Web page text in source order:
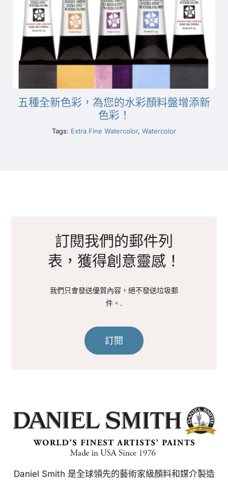
五種全新色彩，為您的水彩顏料盤增添新
色彩！
Tags: Extra Fine Watercolor, Watercolor
訂閱我們的郵件列
表，獲得創意靈感！
我們只會發送優質內容，絕不發送垃圾郵
件。.
訂閱
Daniel Smith 是全球領先的藝術家級顏料和媒介製造